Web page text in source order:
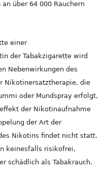
über 64 000 Rauchern
einer
der Tabakzigarette wird
Nebenwirkungen des
Nikotinersatztherapie, die
oder Mundspray erfolgt,
der Nikotinaufnahme
der Art der
Nikotins findet nicht statt.
keinesfalls risikofrei,
schädlich als Tabakrauch.